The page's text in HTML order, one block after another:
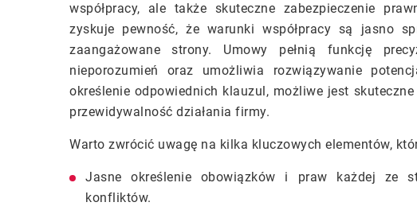
współpracy, ale także skuteczne zabezpieczenie
zyskuje pewność, że warunki współpracy są jasno
zaangażowane strony. Umowy pełnią funkcję
nieporozumień oraz umożliwia rozwiązywanie
określenie odpowiednich klauzul, możliwe jest
przewidywalność działania firmy.
Warto zwrócić uwagę na kilka kluczowych elementów,
Jasne określenie obowiązków i praw każdej ze
konfliktów.